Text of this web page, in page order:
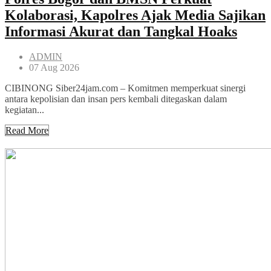
Kolaborasi, Kapolres Ajak Media Sajikan
Informasi Akurat dan Tangkal Hoaks
ADMIN
07 Aug 2026
CIBINONG Siber24jam.com – Komitmen memperkuat sinergi
antara kepolisian dan insan pers kembali ditegaskan dalam
kegiatan...
Read More